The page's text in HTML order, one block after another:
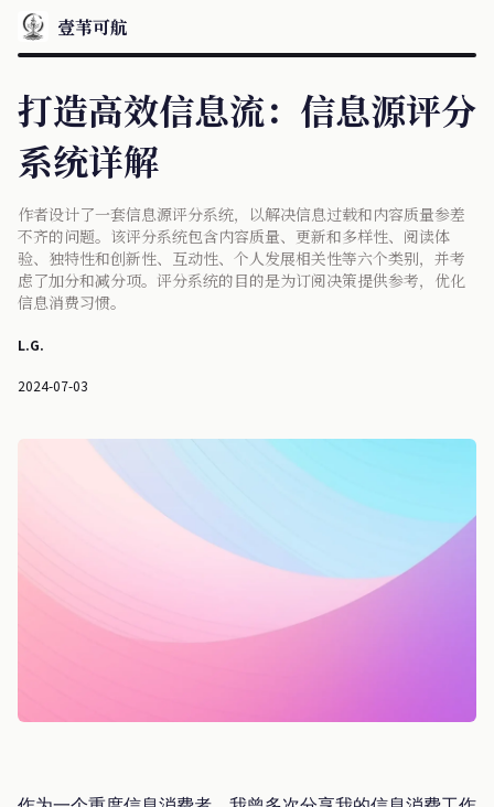
壹苇可航
打造高效信息流：信息源评分
系统详解
作者设计了一套信息源评分系统，以解决信息过载和内容质量参差
不齐的问题。该评分系统包含内容质量、更新和多样性、阅读体
验、独特性和创新性、互动性、个人发展相关性等六个类别，并考
虑了加分和减分项。评分系统的目的是为订阅决策提供参考，优化
信息消费习惯。
L.G.
2024-07-03